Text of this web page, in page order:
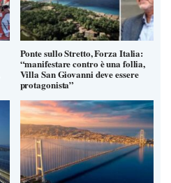
Ponte sullo Stretto, Forza Italia:
“manifestare contro è una follia,
Villa San Giovanni deve essere
protagonista”